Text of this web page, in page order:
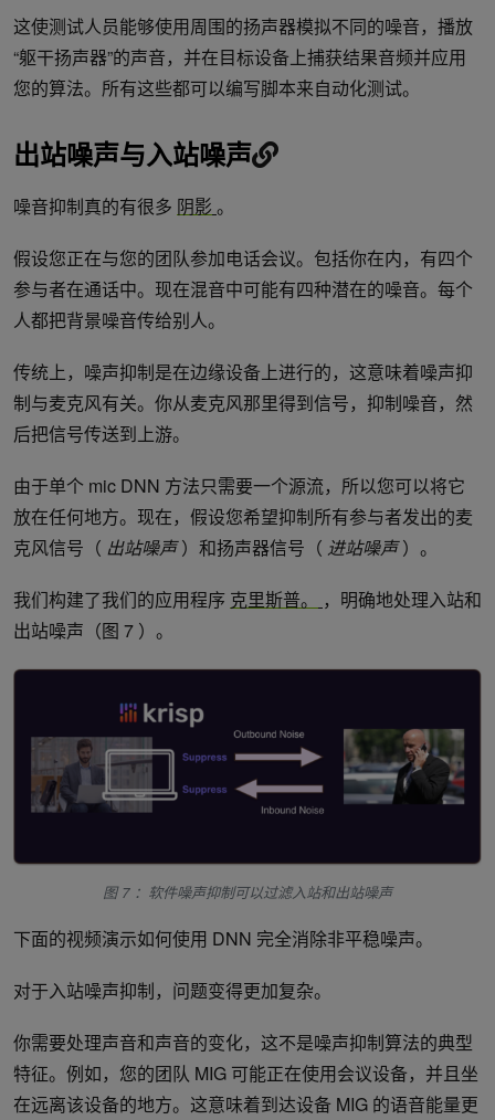
这使测试人员能够使用周围的扬声器模拟不同的噪音，播放
“躯干扬声器”的声音，并在目标设备上捕获结果音频并应用
您的算法。所有这些都可以编写脚本来自动化测试。
出站噪声与入站噪声
噪音抑制真的有很多 阴影 。
假设您正在与您的团队参加电话会议。包括你在内，有四个
参与者在通话中。现在混音中可能有四种潜在的噪音。每个
人都把背景噪音传给别人。
传统上，噪声抑制是在边缘设备上进行的，这意味着噪声抑
制与麦克风有关。你从麦克风那里得到信号，抑制噪音，然
后把信号传送到上游。
由于单个 mic DNN 方法只需要一个源流，所以您可以将它
放在任何地方。现在，假设您希望抑制所有参与者发出的麦
克风信号（ 出站噪声）和扬声器信号（ 进站噪声）。
我们构建了我们的应用程序 克里斯普。
，明确地处理入站和
出站噪声（图 7 ）。
图 7 ：软件噪声抑制可以过滤入站和出站噪声
下面的视频演示如何使用 DNN 完全消除非平稳噪声。
对于入站噪声抑制，问题变得更加复杂。
你需要处理声音和声音的变化，这不是噪声抑制算法的典型
特征。例如，您的团队 MIG 可能正在使用会议设备，并且坐
在远离该设备的地方。这意味着到达设备 MIG 的语音能量更